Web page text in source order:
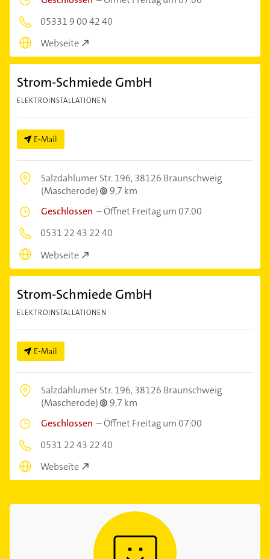
05331 9 00 42 40
Webseite
Strom-Schmiede GmbH
ELEKTROINSTALLATIONEN
E-Mail
Salzdahlumer Str. 196,38126 Braunschweig
(Mascherode)
9,7 km
Geschlossen –Öffnet Freitag um 07:00
0531 22 43 22 40
Webseite
Strom-Schmiede GmbH
ELEKTROINSTALLATIONEN
E-Mail
Salzdahlumer Str. 196,38126 Braunschweig
(Mascherode)
9,7 km
Geschlossen –Öffnet Freitag um 07:00
0531 22 43 22 40
Webseite